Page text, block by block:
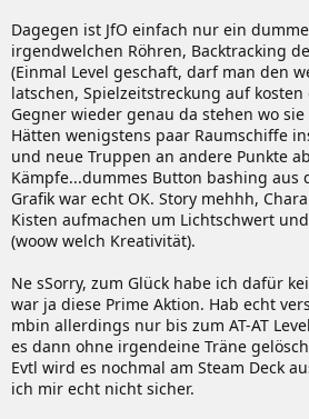
Dagegen ist JfO einfach nur ein
irgendwelchen Röhren, Backtracking
(Einmal Level geschaft, darf man den
latschen, Spielzeitstreckung auf
Gegner wieder genau da stehen wo
Hätten wenigstens paar Raumschiffe
und neue Truppen an andere Punkte
Kämpfe...dummes Button bashing aus
Grafik war echt OK. Story mehhh,
Kisten aufmachen um Lichtschwert
(woow welch Kreativität).
Ne sSorry, zum Glück habe ich dafür
war ja diese Prime Aktion. Hab echt
mbin allerdings nur bis zum AT-AT
es dann ohne irgendeine Träne
Evtl wird es nochmal am Steam Deck
ich mir echt nicht sicher.